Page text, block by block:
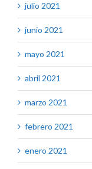
julio 2021
junio 2021
mayo 2021
abril 2021
marzo 2021
febrero 2021
enero 2021